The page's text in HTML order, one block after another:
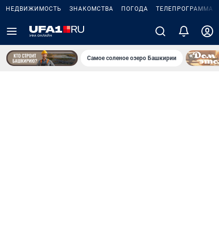
НЕДВИЖИМОСТЬ ЗНАКОМСТВА ПОГОДА ТЕЛЕПРОГРАММА
Самое соленое озеро Башкирии